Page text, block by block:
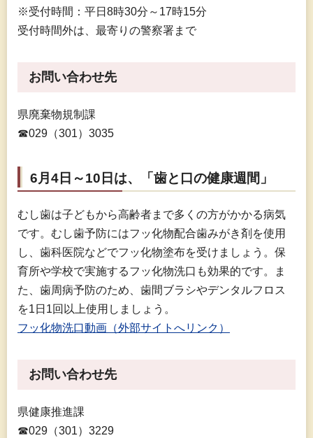
※受付時間：平日8時30分～17時15分
受付時間外は、最寄りの警察署まで
お問い合わせ先
県廃棄物規制課
☎029（301）3035
6月4日～10日は、「歯と口の健康週間」
むし歯は子どもから高齢者まで多くの方がかかる病気
です。むし歯予防にはフッ化物配合歯みがき剤を使用
し、歯科医院などでフッ化物塗布を受けましょう。保
育所や学校で実施するフッ化物洗口も効果的です。ま
た、歯周病予防のため、歯間ブラシやデンタルフロス
を1日1回以上使用しましょう。
フッ化物洗口動画（外部サイトへリンク）
お問い合わせ先
県健康推進課
☎029（301）3229